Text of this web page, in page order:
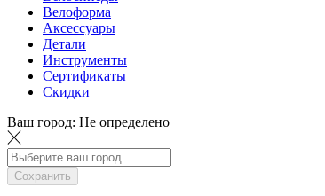
Велоформа
Аксессуары
Детали
Инструменты
Сертификаты
Скидки
Ваш город: Не определено
Сохранить